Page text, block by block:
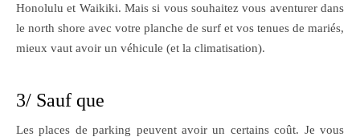
Honolulu et Waikiki. Mais si vous souhaitez vous aventurer dans
le north shore avec votre planche de surf et vos tenues de mariés,
mieux vaut avoir un véhicule (et la climatisation).
3/ Sauf que
Les places de parking peuvent avoir un certains coût. Je vous